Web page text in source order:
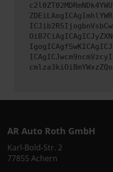
AR Auto Roth GmbH
Karl-Bold-Str. 2
77855 Achern